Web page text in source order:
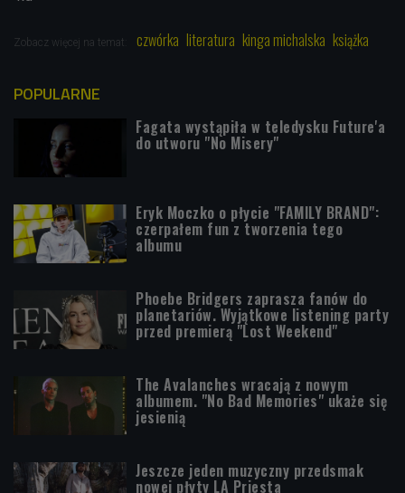
Zobacz więcej na temat: czwórka literatura kinga michalska książka
POPULARNE
Fagata wystąpiła w teledysku Future'a
do utworu "No Misery"
Eryk Moczko o płycie "FAMILY BRAND":
czerpałem fun z tworzenia tego
albumu
Phoebe Bridgers zaprasza fanów do
planetariów. Wyjątkowe listening party
przed premierą "Lost Weekend"
The Avalanches wracają z nowym
albumem. "No Bad Memories" ukaże się
jesienią
Jeszcze jeden muzyczny przedsmak
nowej płyty LA Priesta